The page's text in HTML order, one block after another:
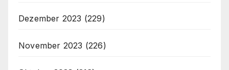
Dezember 2023 (229)
November 2023 (226)